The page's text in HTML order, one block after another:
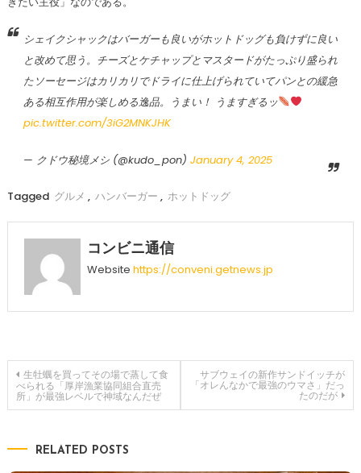
シェイクシャックはバーガーも良いがホットドッグも負けずに良い
と改めて思う。チーズとケチャップとマスタードがたっぷり盛られ
たソーセージはカリカリでドライに仕上げられていてパンとの緩急
ある相互作用が楽しめる逸品。うまい！ うますぎるッ
pic.twitter.com/3iG2MNKJHK
— クドウ秘境メシ (@kudo_pon) January 4, 2025
Tagged グルメ , ハンバーガー , ホットドッグ
コンビニ通信
Website https://conveni.getnews.jp
投
稿
ナ
生牡蠣を買ってその場で蒸して食
べられる「厚岸漁業協同組合直売
所」が最強レベルで神域なんだぜ
サブウェイの新作サンドイッチが
「オレんなかで最強のウマさ」だっ
たのだが
RELATED POSTS